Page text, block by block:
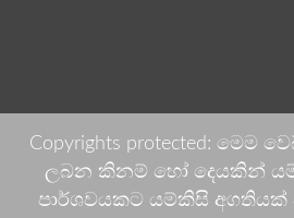
Copyrights protected: මෙම
ලබන කිනම් හෝ දෙයකින්
පාර්ශවයකට යම්කිසි